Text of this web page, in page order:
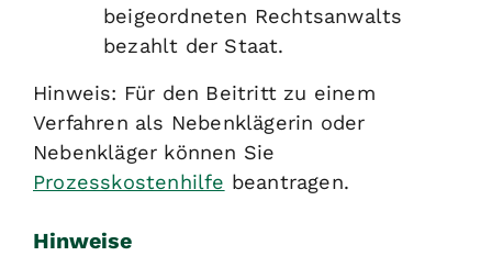
beigeordneten Rechtsanwalts
bezahlt der Staat.
Hinweis: Für den Beitritt zu einem
Verfahren als Nebenklägerin oder
Nebenkläger können Sie
Prozesskostenhilfe beantragen.
Hinweise